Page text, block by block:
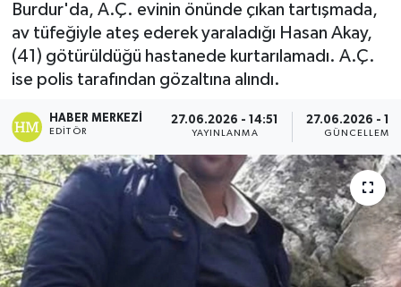
Burdur'da, A.Ç. evinin önünde çıkan tartışmada,
av tüfeğiyle ateş ederek yaraladığı Hasan Akay,
(41) götürüldüğü hastanede kurtarılamadı. A.Ç.
ise polis tarafından gözaltına alındı.
HABER MERKEZI
EDITÖR
27.06.2026 - 14:51
YAYINLANMA
27.06.2026 -
GÜNCELLEME
Diğer
Dünya
Eğitim
Ekonomi
Eleman
Tüm Manşetler
Son Dakika Haberleri
Haber Arşivi